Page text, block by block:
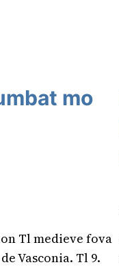
mo
Tl medieve fova
Vasconia. Tl 9.